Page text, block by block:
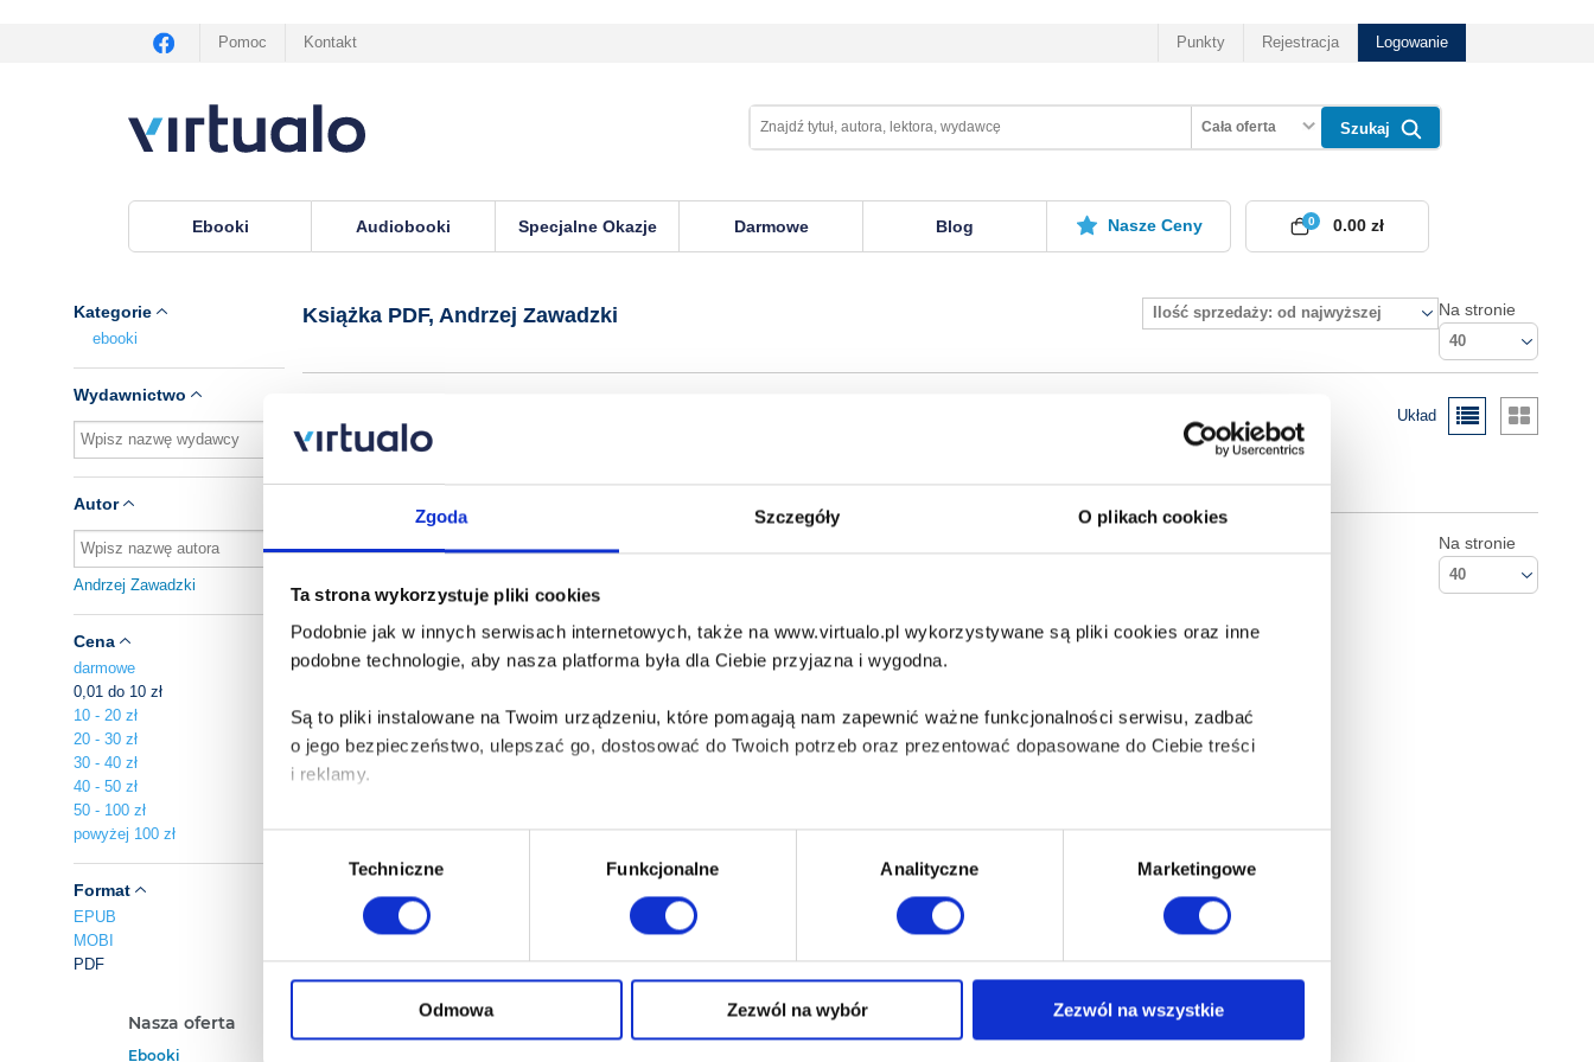
Zgoda Szczegóły O plikach cookies
Ta strona wykorzystuje pliki cookies
Podobnie jak w innych serwisach internetowych, także na www.virtualo.pl wykorzystywane są pliki cookies oraz inne
podobne technologie, aby nasza platforma była dla Ciebie przyjazna i wygodna.
Są to pliki instalowane na Twoim urządzeniu, które pomagają nam zapewnić ważne funkcjonalności serwisu, zadbać
o jego bezpieczeństwo, ulepszać go, dostosować do Twoich potrzeb oraz prezentować dopasowane do Ciebie treści
i reklamy.
Poza plikami, które są nam niezbędne do prawidłowego i bezpiecznego działania serwisu - są także takie, które wymagają
Twojej zgody.
Każda udzielona zgoda poprawi Twoje doświadczenia jeśli jesteś naszym Użytkownikiem.
zgody
Techniczne Funkcjonalne Analityczne Marketingowe
Odmowa Zezwól na wybór Zezwól na wszystkie
Pomoc Kontakt Punkty Rejestracja Logowanie
Cała oferta Szukaj
Ebooki Audiobooki Specjalne Okazje Darmowe Blog Nasze Ceny 0
0.00 zł
Kategorie
ebooki
Wydawnictwo
Autor
Andrzej Zawadzki
Cena
darmowe
0,01 do 10 zł
10 - 20 zł
20 - 30 zł
30 - 40 zł
40 - 50 zł
50 - 100 zł
powyżej 100 zł
Format
EPUB
MOBI
PDF
Książka PDF, Andrzej Zawadzki Ilość sprzedaży: od najwyższej Na stronie
40
Układ
Na stronie
40
Nasza oferta
Ebooki
Baza wiedzy Kontakt